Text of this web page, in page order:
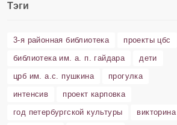
Тэги
3-я районная библиотека
проекты цбс
библиотека им. а. п. гайдара
дети
црб им. а.с. пушкина
прогулка
интенсив
проект карповка
год петербургской культуры
викторина